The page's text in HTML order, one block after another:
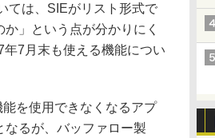
ては、SIEがリスト形式で
」という点が分かりにく
7月末も使える機能につい
を使用できなくなるアプ
なるが、バッファロー製